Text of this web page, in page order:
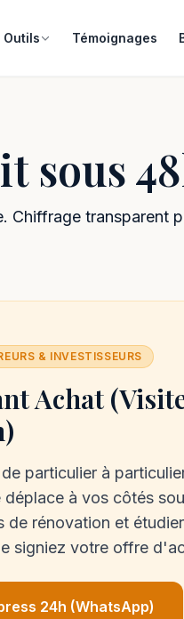
Outils Témoignages
sous
Chiffrage transparent
& INVESTISSEURS
Achat
particulier à
à vos côtés
de rénovation et
signiez votre offre
24h (WhatsApp)